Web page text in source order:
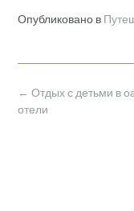
Опубликовано в
Навигация
по
← Отдых с детьми в
отели